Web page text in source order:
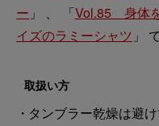
ー 」 、 「Vol.85 身体
イズのラミーシャツ 」
取扱い方
タンブラー乾燥は避け